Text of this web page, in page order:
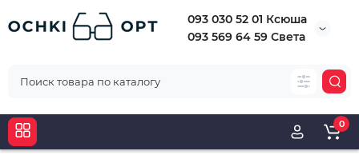
093 030 52 01 Ксюша
093 569 64 59 Света
0